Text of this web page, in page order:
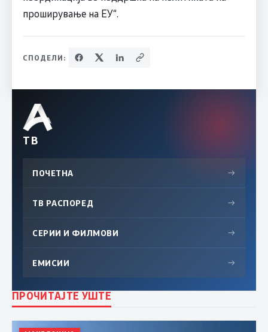
проширување на ЕУ“.
СПОДЕЛИ:
ТВ
ПОЧЕТНА →
ТВ РАСПОРЕД →
СЕРИИ И ФИЛМОВИ →
ЕМИСИИ →
ПРОЧИТАЈТЕ УШТЕ